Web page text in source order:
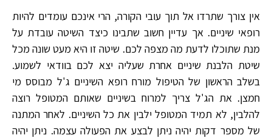
אין צורך שתרדו אל תוך עובי הקורה, הרי אינכם עומדים להיות
רופאי שיניים. אך עדיין חשוב שתבינו כיצד השיטה עובדת על
מנת שתוכלו לדעת מה מצפה לכם. שיטה זו היא מעט שונה מכל
שיטת הלבנת שיניים אחרת שעליה יצא לכם בוודאי לשמוע.
בשלב הראשון של הטיפול מורח רופא השיניים ג'ל מבוסס מי
חמצן. את הג'ל צריך למרוח בשיניים שאותם המטופל רוצה
להלבין, לא תמיד המטופל ילבין את כל השיניים. לאחר המתנה
של מספר דקות יהיה ניתן לבצע את הפעולה עצמה. ניתן יהיה